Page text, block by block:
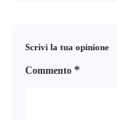
Scrivi la tua opinione
Commento *